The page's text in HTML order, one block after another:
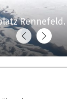
Rennefeld.